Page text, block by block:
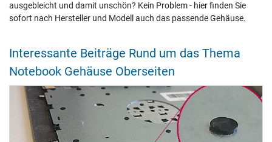
ausgebleicht und damit unschön? Kein Problem - hier finden Sie
sofort nach Hersteller und Modell auch das passende Gehäuse.
Interessante Beiträge Rund um das Thema
Notebook Gehäuse Oberseiten